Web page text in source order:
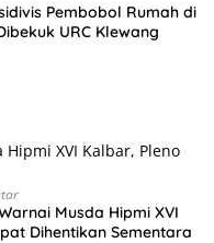
Pembobol Rumah di
URC Klewang
Musda Hipmi XVI
Dihentikan Sementara